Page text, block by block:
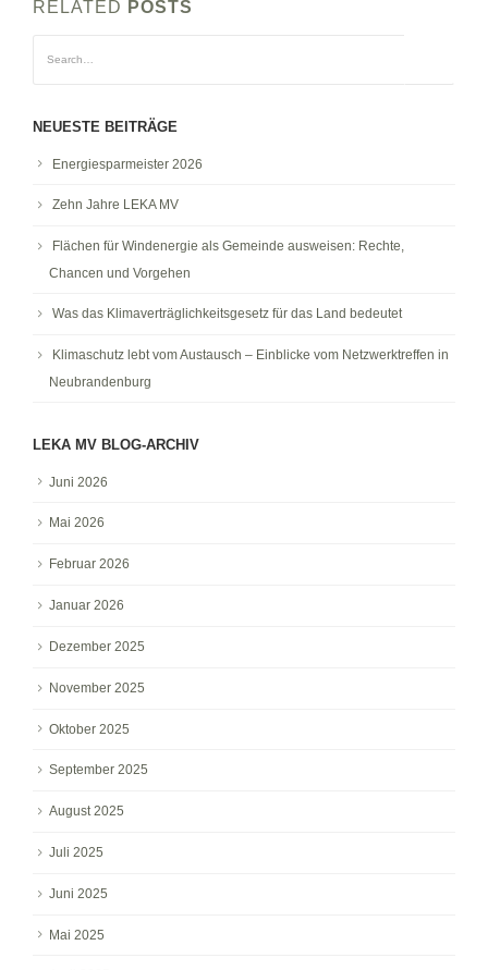
RELATED POSTS
NEUESTE BEITRÄGE
Energiesparmeister 2026
Zehn Jahre LEKA MV
Flächen für Windenergie als Gemeinde ausweisen: Rechte,
Chancen und Vorgehen
Was das Klimaverträglichkeitsgesetz für das Land bedeutet
Klimaschutz lebt vom Austausch – Einblicke vom Netzwerktreffen in
Neubrandenburg
LEKA MV BLOG-ARCHIV
Juni 2026
Mai 2026
Februar 2026
Januar 2026
Dezember 2025
November 2025
Oktober 2025
September 2025
August 2025
Juli 2025
Juni 2025
Mai 2025